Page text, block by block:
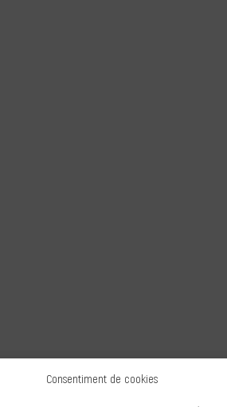
Consentiment de cookies